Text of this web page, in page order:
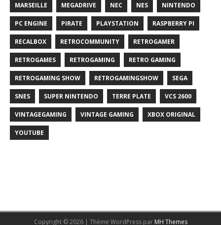
MARSEILLE MEGADRIVE NEC NES NINTENDO
PC ENGINE PIRATE PLAYSTATION RASPBERRY PI
RECALBOX RETROCOMMUNITY RETROGAMER
RETROGAMES RETROGAMING RETRO GAMING
RETROGAMING SHOW RETROGAMINGSHOW SEGA
SNES SUPER NINTENDO TERRE PLATE VCS 2600
VINTAGEGAMING VINTAGE GAMING XBOX ORIGINAL
YOUTUBE
Copyright © 2026 | Thème WordPress par MH Themes